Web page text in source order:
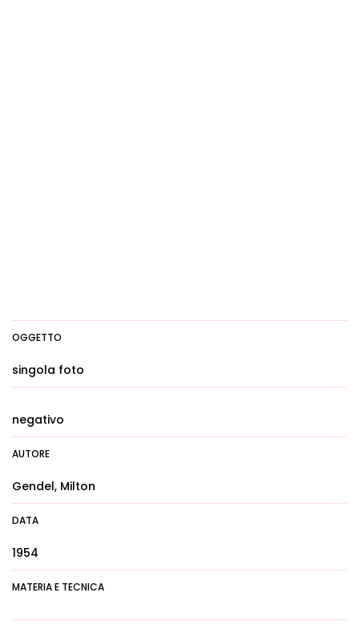
OGGETTO
singola foto
negativo
AUTORE
Gendel, Milton
DATA
1954
MATERIA E TECNICA